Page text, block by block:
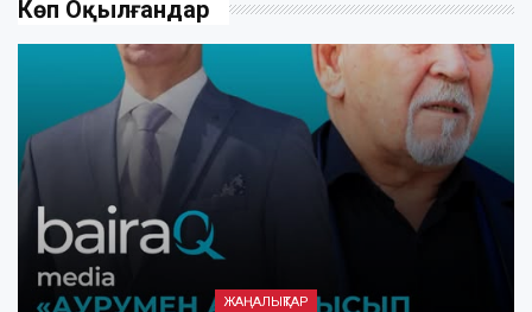
Көп Оқылғандар
ЖАҢАЛЫҚТАР